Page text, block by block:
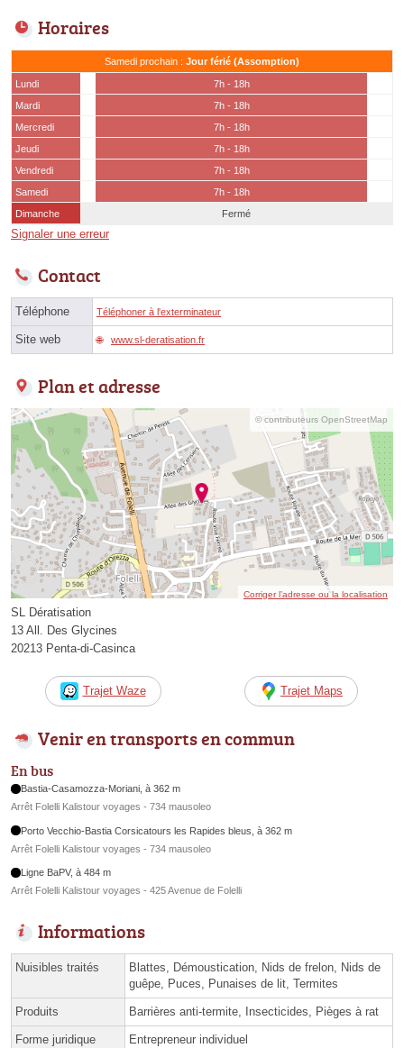
Horaires
Samedi prochain : Jour férié (Assomption)
Lundi
7h - 18h
Mardi
7h - 18h
Mercredi
7h - 18h
Jeudi
7h - 18h
Vendredi
7h - 18h
Samedi
7h - 18h
Dimanche
Fermé
Signaler une erreur
Contact
Téléphone Téléphoner à l'exterminateur
Site web www.sl-deratisation.fr
Plan et adresse
© contributeurs OpenStreetMap
Corriger l’adresse ou la localisation
SL Dératisation
13 All. Des Glycines
20213 Penta-di-Casinca
Trajet Waze Trajet Maps
Venir en transports en commun
En bus
Bastia-Casamozza-Moriani, à 362 m
Arrêt Folelli Kalistour voyages - 734 mausoleo
Porto Vecchio-Bastia Corsicatours les Rapides bleus, à 362 m
Arrêt Folelli Kalistour voyages - 734 mausoleo
Ligne BaPV, à 484 m
Arrêt Folelli Kalistour voyages - 425 Avenue de Folelli
Informations
Nuisibles traités
Blattes, Démoustication, Nids de frelon, Nids de
guêpe, Puces, Punaises de lit, Termites
Produits Barrières anti-termite, Insecticides, Pièges à rat
Forme juridique Entrepreneur individuel